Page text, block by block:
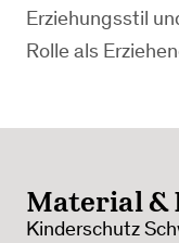
Erziehungsstil
Rolle als
Material &
Kinderschutz